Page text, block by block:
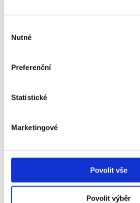
souhlasu
Nutné
Preferenční
Statistické
Marketingové
Povolit vše
Povolit výběr
Executive Box
Vstupenka VIP Executive Box
Vstupenka VIP Lounge obsahuje: